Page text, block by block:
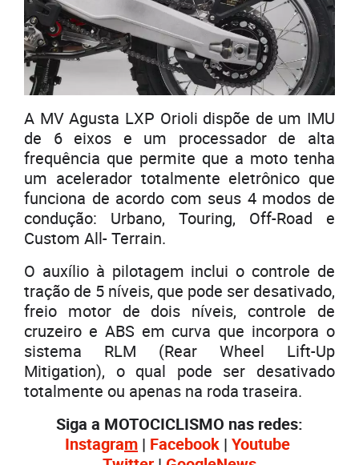
A MV Agusta LXP Orioli dispõe de um IMU
de 6 eixos e um processador de alta
frequência que permite que a moto tenha
um acelerador totalmente eletrônico que
funciona de acordo com seus 4 modos de
condução: Urbano, Touring, Off-Road e
Custom All- Terrain.
O auxílio à pilotagem inclui o controle de
tração de 5 níveis, que pode ser desativado,
freio motor de dois níveis, controle de
cruzeiro e ABS em curva que incorpora o
sistema RLM (Rear Wheel Lift-Up
Mitigation), o qual pode ser desativado
totalmente ou apenas na roda traseira.
Siga a MOTOCICLISMO nas redes:
Instagram | Facebook | Youtube